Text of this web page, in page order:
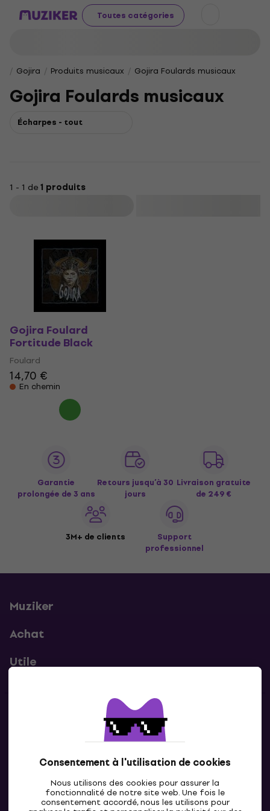
Toutes catégories
Consentement à l'utilisation de cookies
Nous utilisons des cookies pour assurer la
fonctionnalité de notre site web. Une fois le
consentement accordé, nous les utilisons pour
Gojira Produits musicaux Gojira Foulards musicaux
Gojira Foulards musicaux
Écharpes - tout
1 - 1 de1 produits
Gojira Foulard
Fortitude Black
Foulard
14,70 €
En chemin
Garantie
prolongée de 3 ans
Retours jusqu’à 30
jours
Livraison gratuite
de 249 €
3M+ de clients
Support
professionnel
Muziker
Achat
Utile
Contacts
Contacte nous